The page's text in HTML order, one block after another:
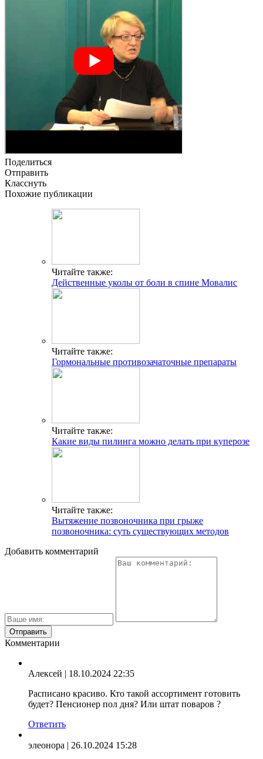
Поделиться
Отправить
Класснуть
Похожие публикации
Читайте также:
Действенные уколы от боли в спине Мовалис
Читайте также:
Гормональные противозачаточные препараты
Читайте также:
Какие виды пилинга можно делать при куперозе
Читайте также:
Вытяжение позвоночника при грыже
позвоночника: суть существующих методов
Добавить комментарий
Комментарии
Алексей | 18.10.2024 22:35
Расписано красиво. Кто такой ассортимент готовить
будет? Пенсионер пол дня? Или штат поваров ?
Ответить
элеонора | 26.10.2024 15:28